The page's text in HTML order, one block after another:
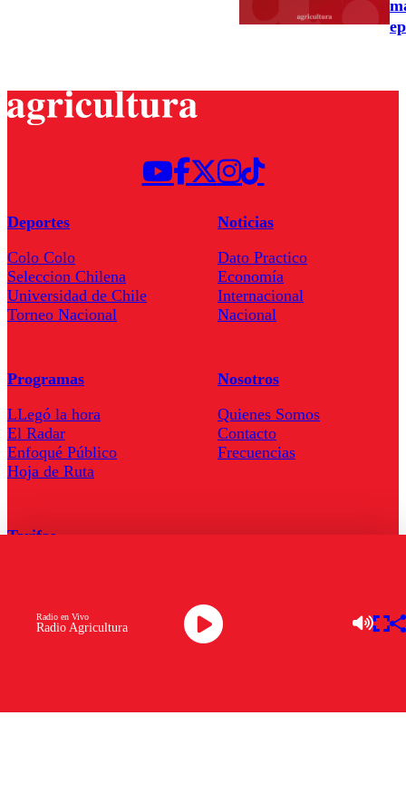
Radio Agricultura
Radio en Vivo
Deportes
Colo Colo
Seleccion Chilena
Universidad de Chile
Torneo Nacional
Noticias
Dato Practico
Economía
Internacional
Nacional
Programas
LLegó la hora
El Radar
Enfoqué Público
Hoja de Ruta
Nosotros
Quienes Somos
Contacto
Frecuencias
Tarifas
Descarga la APP